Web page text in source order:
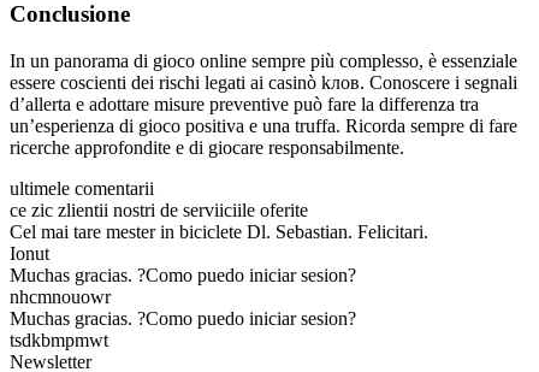
Conclusione
In un panorama di gioco online sempre più complesso, è essenziale
essere coscienti dei rischi legati ai casinò kлов. Conoscere i segnali
d’allerta e adottare misure preventive può fare la differenza tra
un’esperienza di gioco positiva e una truffa. Ricorda sempre di fare
ricerche approfondite e di giocare responsabilmente.
ultimele comentarii
ce zic zlientii nostri de serviiciile oferite
Cel mai tare mester in biciclete Dl. Sebastian. Felicitari.
Ionut
Muchas gracias. ?Como puedo iniciar sesion?
nhcmnouowr
Muchas gracias. ?Como puedo iniciar sesion?
tsdkbmpmwt
Newsletter